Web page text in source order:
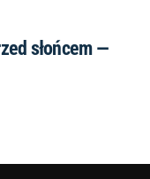
słońcem —